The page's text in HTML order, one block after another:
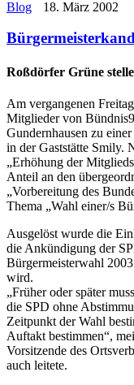
Blog
18. März 2002
Roßdörfer Grüne
Am vergangenen
Mitglieder von
Gundernhausen zu
in der Gaststätte Smily.
„Erhöhung der
Anteil an den
„Vorbereitung des
Thema „Wahl einer/s
Ausgelöst wurde die
die Ankündigung der
Bürgermeisterwahl
wird.
„Früher oder später
die SPD ohne
Zeitpunkt der Wahl
Auftakt bestimmen“,
Vorsitzende des
auch leitete.